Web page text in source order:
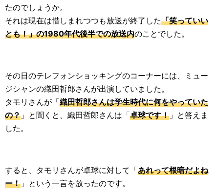
たのでしょうか。
それは現在は惜しまれつつも放送が終了した「笑っていい
とも！」の1980年代後半での放送内のことでした。
その日のテレフォンショッキングのコーナーには、ミュー
ジシャンの織田哲郎さんが出演していました。
タモリさんが「織田哲郎さんは学生時代に何をやっていた
の？ 」と聞くと、織田哲郎さんは「卓球です！ 」と答えま
した。
すると、タモリさんが卓球に対して「あれって根暗だよね
ー！ 」という一言を放ったのです。